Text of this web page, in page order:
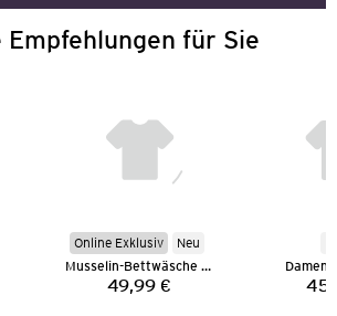
Empfehlungen für Sie
Online Exklusiv
Neu
Musselin-Bettwäsche 135 x 200 cm
Preis:
49,99 €
Damen